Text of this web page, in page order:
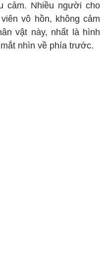
cảm. Nhiều người cho
vô hồn, không cảm
vật này, nhất là hình
nhìn về phía trước.